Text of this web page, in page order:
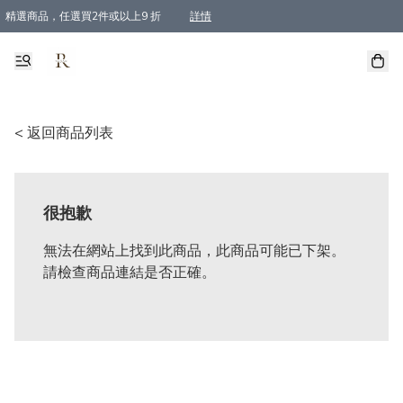
精選商品，任選買2件或以上9 折 詳情
< 返回商品列表
很抱歉
無法在網站上找到此商品，此商品可能已下架。
請檢查商品連結是否正確。